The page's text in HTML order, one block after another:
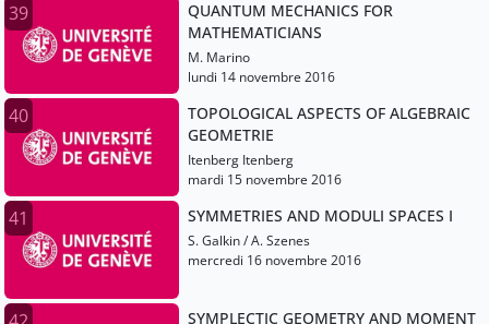
39
QUANTUM MECHANICS FOR
MATHEMATICIANS
M. Marino
lundi 14 novembre 2016
40
TOPOLOGICAL ASPECTS OF ALGEBRAIC
GEOMETRIE
Itenberg Itenberg
mardi 15 novembre 2016
41 SYMMETRIES AND MODULI SPACES I
S. Galkin / A. Szenes
mercredi 16 novembre 2016
SYMPLECTIC GEOMETRY AND MOMENT